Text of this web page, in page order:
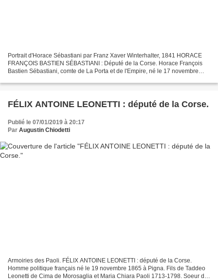
Portrait d'Horace Sébastiani par Franz Xaver Winterhalter, 1841 HORACE
FRANÇOIS BASTIEN SÉBASTIANI : Député de la Corse. Horace François
Bastien Sébastiani, comte de La Porta et de l'Empire, né le 17 novembre
FÉLIX ANTOINE LEONETTI : député de la Corse.
Publié le 07/01/2019 à 20:17
Par Augustin Chiodetti
Armoiries des Paoli. FÉLIX ANTOINE LEONETTI : député de la Corse.
Homme politique français né le 19 novembre 1865 à Pigna. Fils de Taddeo
Leonetti de Cima de Morosaglia et Maria Chiara Paoli 1713-1798. Soeur de